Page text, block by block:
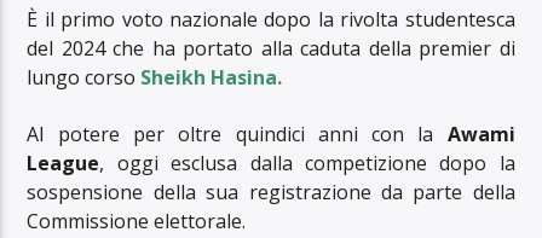
È il primo voto nazionale dopo la rivolta studentesca
del 2024 che ha portato alla caduta della premier di
lungo corso Sheikh Hasina.
Al potere per oltre quindici anni con la Awami
League, oggi esclusa dalla competizione dopo la
sospensione della sua registrazione da parte della
Commissione elettorale.